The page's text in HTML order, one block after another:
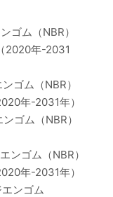
ゴム（NBR）
2020年-2031
ゴム（NBR）
年-2031年）
ゴム（NBR）
ンゴム（NBR）
年-2031年）
ンゴム